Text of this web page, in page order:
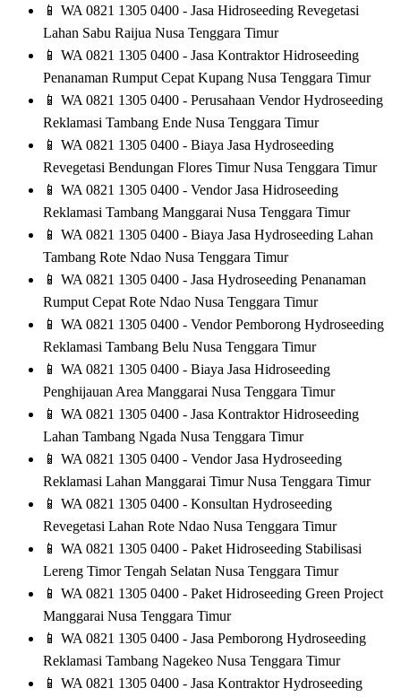
📱 WA 0821 1305 0400 - Jasa Hidroseeding Revegetasi
Lahan Sabu Raijua Nusa Tenggara Timur
📱 WA 0821 1305 0400 - Jasa Kontraktor Hidroseeding
Penanaman Rumput Cepat Kupang Nusa Tenggara Timur
📱 WA 0821 1305 0400 - Perusahaan Vendor Hydroseeding
Reklamasi Tambang Ende Nusa Tenggara Timur
📱 WA 0821 1305 0400 - Biaya Jasa Hydroseeding
Revegetasi Bendungan Flores Timur Nusa Tenggara Timur
📱 WA 0821 1305 0400 - Vendor Jasa Hidroseeding
Reklamasi Tambang Manggarai Nusa Tenggara Timur
📱 WA 0821 1305 0400 - Biaya Jasa Hydroseeding Lahan
Tambang Rote Ndao Nusa Tenggara Timur
📱 WA 0821 1305 0400 - Jasa Hydroseeding Penanaman
Rumput Cepat Rote Ndao Nusa Tenggara Timur
📱 WA 0821 1305 0400 - Vendor Pemborong Hydroseeding
Reklamasi Tambang Belu Nusa Tenggara Timur
📱 WA 0821 1305 0400 - Biaya Jasa Hidroseeding
Penghijauan Area Manggarai Nusa Tenggara Timur
📱 WA 0821 1305 0400 - Jasa Kontraktor Hidroseeding
Lahan Tambang Ngada Nusa Tenggara Timur
📱 WA 0821 1305 0400 - Vendor Jasa Hydroseeding
Reklamasi Lahan Manggarai Timur Nusa Tenggara Timur
📱 WA 0821 1305 0400 - Konsultan Hydroseeding
Revegetasi Lahan Rote Ndao Nusa Tenggara Timur
📱 WA 0821 1305 0400 - Paket Hidroseeding Stabilisasi
Lereng Timor Tengah Selatan Nusa Tenggara Timur
📱 WA 0821 1305 0400 - Paket Hidroseeding Green Project
Manggarai Nusa Tenggara Timur
📱 WA 0821 1305 0400 - Jasa Pemborong Hydroseeding
Reklamasi Tambang Nagekeo Nusa Tenggara Timur
📱 WA 0821 1305 0400 - Jasa Kontraktor Hydroseeding